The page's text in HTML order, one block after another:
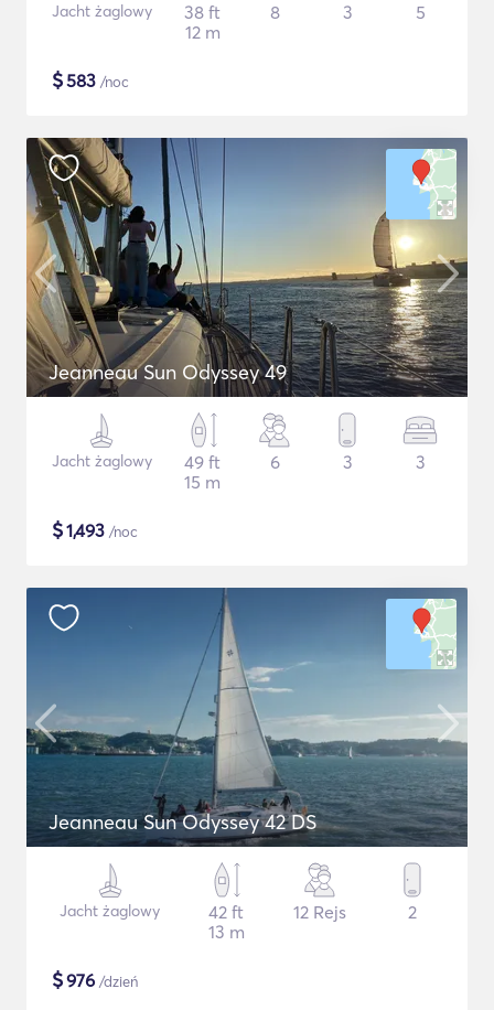
Jacht żaglowy
38 ft
12 m
8 3 5
$583 /noc
Jeanneau Sun Odyssey 49
Jacht żaglowy
49 ft
15 m
6 3 3
$1,493 /noc
Jeanneau Sun Odyssey 42 DS
Jacht żaglowy
42 ft
13 m
12 Rejs 2
$976 /dzień